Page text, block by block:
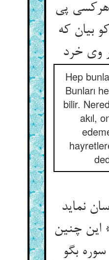
پی
بیان که
وی خرد
Hep
Bunları
bilir.
akıl,
نماید
این چنین
بگو